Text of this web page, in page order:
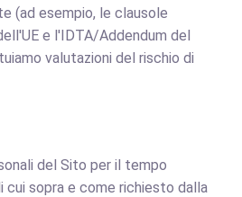
(ad esempio, le clausole
e l'IDTA/Addendum del
valutazioni del rischio di
del Sito per il tempo
cui sopra e come richiesto dalla